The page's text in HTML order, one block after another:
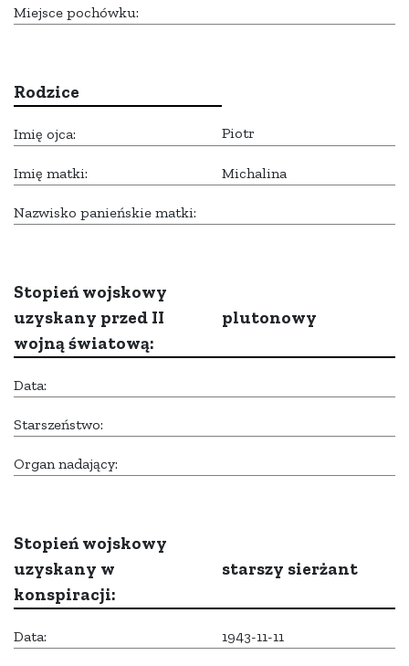
Miejsce pochówku:
Rodzice
Imię ojca: Piotr
Imię matki: Michalina
Nazwisko panieńskie matki:
Stopień wojskowy
uzyskany przed II
wojną światową:
plutonowy
Data:
Starszeństwo:
Organ nadający:
Stopień wojskowy
uzyskany w
konspiracji:
starszy sierżant
Data: 1943-11-11